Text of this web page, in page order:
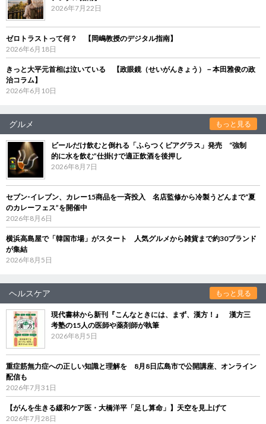
2026年7月22日
ゼロトラストって何？ 【岡嶋教授のデジタル指南】
2026年6月18日
きっと大平元首相は泣いている 【政眼鏡（せいがんきょう）－本田雅俊の政
治コラム】
2026年6月10日
グルメ もっと見る
ビールだけ飲むと倒れる「ふらつくビアグラス」発売 “強制
的に水を飲む”仕掛けで適正飲酒を後押し
2026年8月7日
セブン‐イレブン、カレー15商品を一斉投入 名店監修から冷製うどんまで“夏
のカレーフェス”を開催中
2026年8月6日
横浜高島屋で「韓国市場」がスタート 人気グルメから雑貨まで約30ブランド
が集結
2026年8月5日
ヘルスケア もっと見る
現代書林から新刊『こんなときには、まず、漢方！』 漢方三
考塾の15人の医師や薬剤師が執筆
2026年8月5日
重症筋無力症への正しい知識と理解を 8月8日広島市で公開講座、オンライン
配信も
2026年7月31日
【がんを生きる緩和ケア医・大橋洋平「足し算命」】天空を見上げて
2026年7月28日